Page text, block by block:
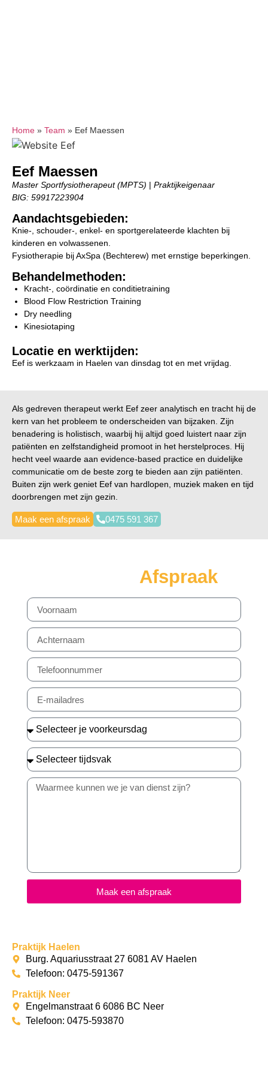
Home » Team » Eef Maessen
Eef Maessen
Master Sportfysiotherapeut (MPTS) | Praktijkeigenaar
BIG: 59917223904
Aandachtsgebieden:
Knie-, schouder-, enkel- en sportgerelateerde klachten bij
kinderen en volwassenen.
Fysiotherapie bij AxSpa (Bechterew) met ernstige beperkingen.
Behandelmethoden:
Kracht-, coördinatie en conditietraining
Blood Flow Restriction Training
Dry needling
Kinesiotaping
Locatie en werktijden:
Eef is werkzaam in Haelen van dinsdag tot en met vrijdag.
Als gedreven therapeut werkt Eef zeer analytisch en tracht hij de
kern van het probleem te onderscheiden van bijzaken. Zijn
benadering is holistisch, waarbij hij altijd goed luistert naar zijn
patiënten en zelfstandigheid promoot in het herstelproces. Hij
hecht veel waarde aan evidence-based practice en duidelijke
communicatie om de beste zorg te bieden aan zijn patiënten.
Buiten zijn werk geniet Eef van hardlopen, muziek maken en tijd
doorbrengen met zijn gezin.
Maak een afspraak 0475 591 367
Afspraak
Maak een afspraak
Praktijk Haelen
Burg. Aquariusstraat 27 6081 AV Haelen
Telefoon: 0475-591367
Praktijk Neer
Engelmanstraat 6 6086 BC Neer
Telefoon: 0475-593870